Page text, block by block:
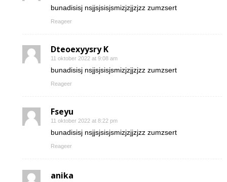
bunadisisj nsjjsjsisjsmizjzjjzjzz zumzsert
Reageer
Dteoexyysry K
11 oktober 2022 at 9:08 am
bunadisisj nsjjsjsisjsmizjzjjzjzz zumzsert
Reageer
Fseyu
11 oktober 2022 at 8:22 pm
bunadisisj nsjjsjsisjsmizjzjjzjzz zumzsert
Reageer
anika